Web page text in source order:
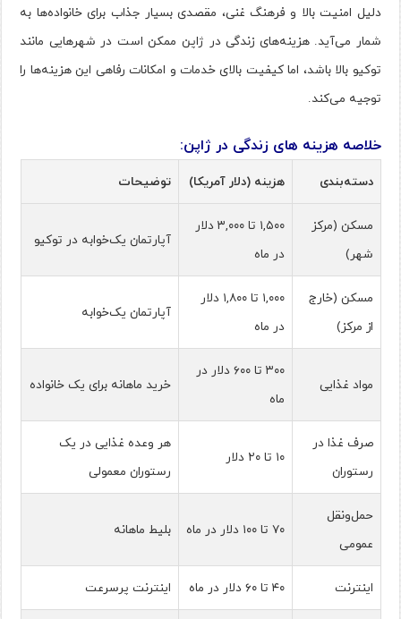
دلیل امنیت بالا و فرهنگ غنی، مقصدی بسیار جذاب برای خانواده‌ها به
شمار می‌آید. هزینه‌های زندگی در ژاپن ممکن است در شهرهایی مانند
توکیو بالا باشد، اما کیفیت بالای خدمات و امکانات رفاهی این هزینه‌ها را
توجیه می‌کند​.
خلاصه هزینه های زندگی در ژاپن:
دسته‌بندی هزینه (دلار آمریکا) توضیحات
مسکن (مرکز
شهر)
۱,۵۰۰ تا ۳,۰۰۰ دلار
در ماه
آپارتمان یک‌خوابه در توکیو
مسکن (خارج
از مرکز)
۱,۰۰۰ تا ۱,۸۰۰ دلار
در ماه
آپارتمان یک‌خوابه
مواد غذایی
۳۰۰ تا ۶۰۰ دلار در
ماه
خرید ماهانه برای یک خانواده
صرف غذا در
رستوران
۱۰ تا ۲۰ دلار
هر وعده غذایی در یک
رستوران معمولی
حمل‌ونقل
عمومی
۷۰ تا ۱۰۰ دلار در ماه بلیط ماهانه
اینترنت ۴۰ تا ۶۰ دلار در ماه اینترنت پرسرعت